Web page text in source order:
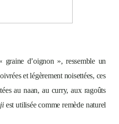
d’oignon », ressemble un
et légèrement noisettées, ces
au naan, au curry, aux ragoûts
est utilisée comme remède naturel